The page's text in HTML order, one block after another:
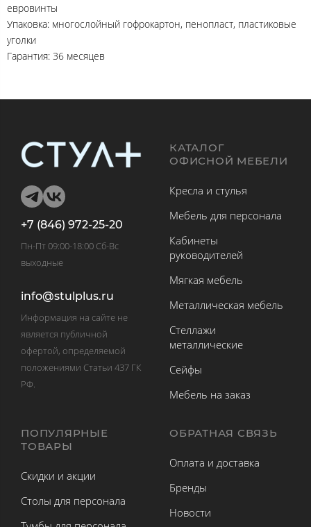
евровинты
Упаковка: многослойный гофрокартон, пенопласт, пластиковые
уголки
Гарантия: 36 месяцев
+7 (846) 972-25-20
Пн-Пт 09:00-18:00 Сб-Вс
выходные
info@stulplus.ru
Информация на сайте не
является публичной
офертой, определяемой
положениями Статьи 437 ГК
РФ.
КАТАЛОГ
ОФИСНОЙ МЕБЕЛИ
Кресла и стулья
Мебель для персонала
Кабинеты
руководителей
Мягкая мебель
Металлическая мебель
Стеллажи
металлические
Сейфы
Мебель на заказ
ПОПУЛЯРНЫЕ
ТОВАРЫ
Скидки и акции
Столы для персонала
ОБРАТНАЯ СВЯЗЬ
Оплата и доставка
Бренды
Новости